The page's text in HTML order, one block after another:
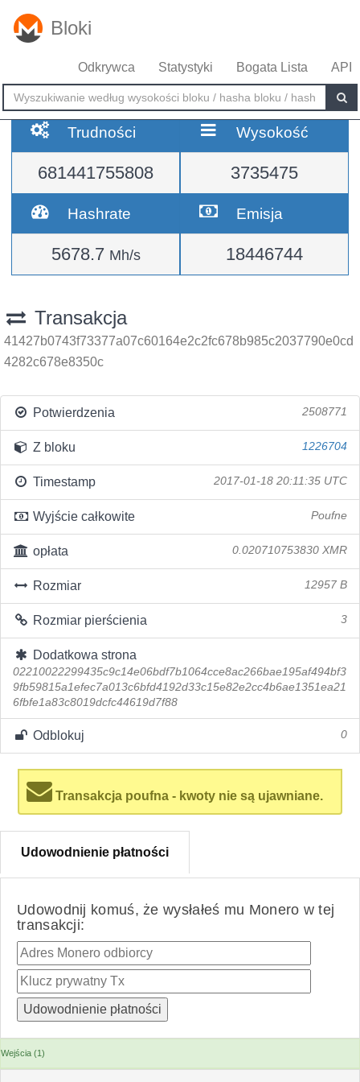
Bloki
Odkrywca Statystyki Bogata Lista API
Trudności
681441755808
Wysokość
3735475
Hashrate
5678.7 Mh/s
Emisja
18446744
Transakcja
41427b0743f73377a07c60164e2c2fc678b985c2037790e0cd
4282c678e8350c
Potwierdzenia 2508771
Z bloku 1226704
Timestamp 2017-01-18 20:11:35 UTC
Wyjście całkowite Poufne
opłata 0.020710753830 XMR
Rozmiar 12957 B
Rozmiar pierścienia 3
Dodatkowa strona
02210022299435c9c14e06bdf7b1064cce8ac266bae195af494bf3
9fb59815a1efec7a013c6bfd4192d33c15e82e2cc4b6ae1351ea21
6fbfe1a83c8019dcfc44619d7f88
Odblokuj 0
Transakcja poufna - kwoty nie są ujawniane.
Udowodnienie płatności
Udowodnij komuś, że wysłałeś mu Monero w tej
transakcji:
Wejścia (1)